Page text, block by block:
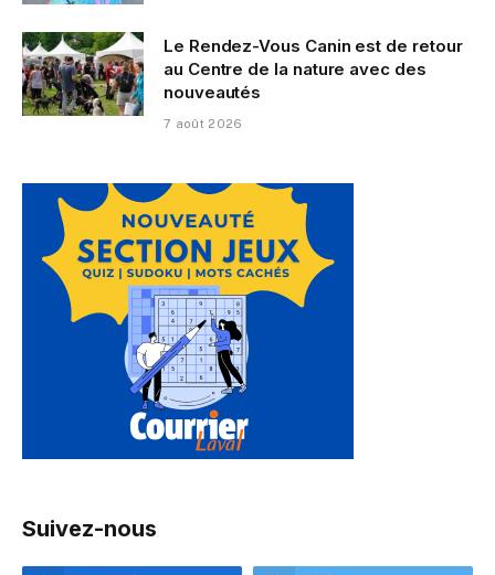
Le Rendez-Vous Canin est de retour
au Centre de la nature avec des
nouveautés
7 août 2026
Suivez-nous